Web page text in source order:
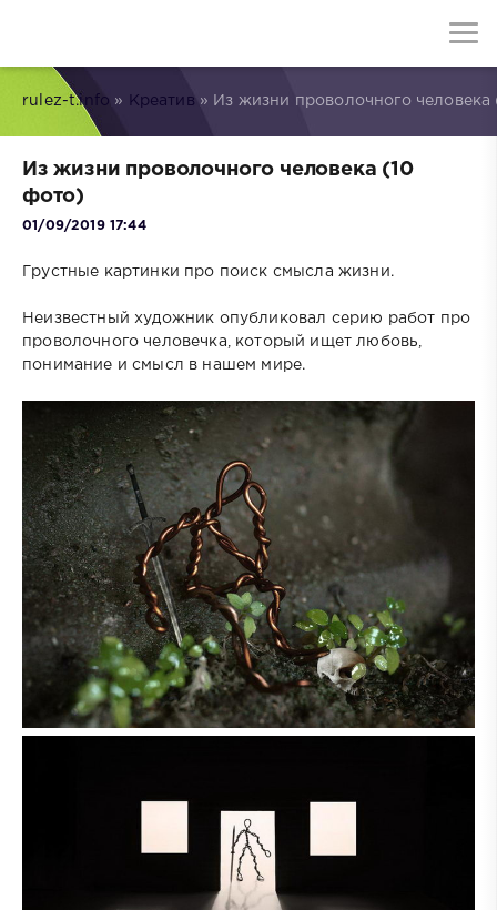
rulez-t.info » Креатив » Из жизни проволочного человека
Из жизни проволочного человека (10
фото)
01/09/2019 17:44
Грустные картинки про поиск смысла жизни.
Неизвестный художник опубликовал серию работ про
проволочного человечка, который ищет любовь,
понимание и смысл в нашем мире.